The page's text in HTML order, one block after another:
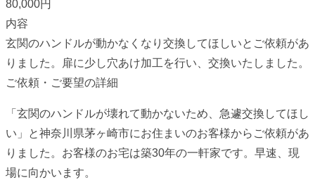
80,000円
内容
玄関のハンドルが動かなくなり交換してほしいとご依頼があ
りました。扉に少し穴あけ加工を行い、交換いたしました。
ご依頼・ご要望の詳細
「玄関のハンドルが壊れて動かないため、急遽交換してほし
い」と神奈川県茅ヶ崎市にお住まいのお客様からご依頼があ
りました。お客様のお宅は築30年の一軒家です。早速、現
場に向かいます。